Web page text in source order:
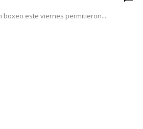
boxeo este viernes permitieron...